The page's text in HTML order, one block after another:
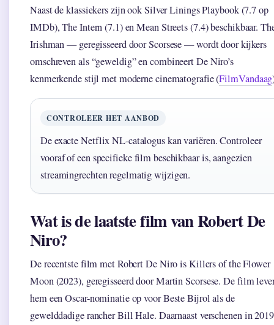
Naast de klassiekers zijn ook Silver Linings Playbook (7.7 op
IMDb), The Intern (7.1) en Mean Streets (7.4) beschikbaar.
Irishman — geregisseerd door Scorsese — wordt door kijkers
omschreven als “geweldig” en combineert De Niro’s
kenmerkende stijl met moderne cinematografie (FilmVandaag
CONTROLEER HET AANBOD
De exacte Netflix NL-catalogus kan variëren. Controleer
vooraf of een specifieke film beschikbaar is, aangezien
streamingrechten regelmatig wijzigen.
Wat is de laatste film van Robert De
Niro?
De recentste film met Robert De Niro is Killers of the Flower
Moon (2023), geregisseerd door Martin Scorsese. De film
hem een Oscar-nominatie op voor Beste Bijrol als de
gewelddadige rancher Bill Hale. Daarnaast verschenen in 2019